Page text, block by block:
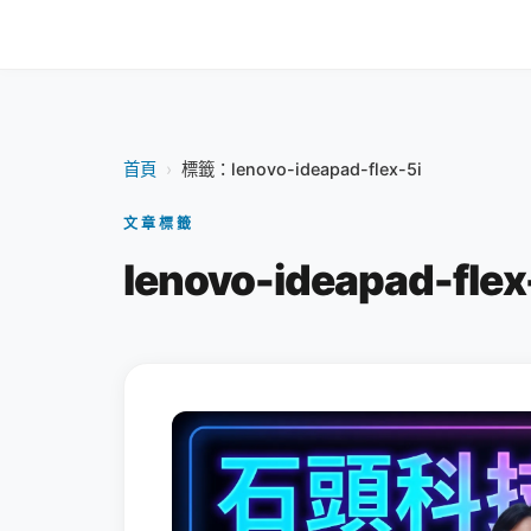
首頁 › 標籤：lenovo-ideapad-flex-5i
文章標籤
lenovo-ideapad-